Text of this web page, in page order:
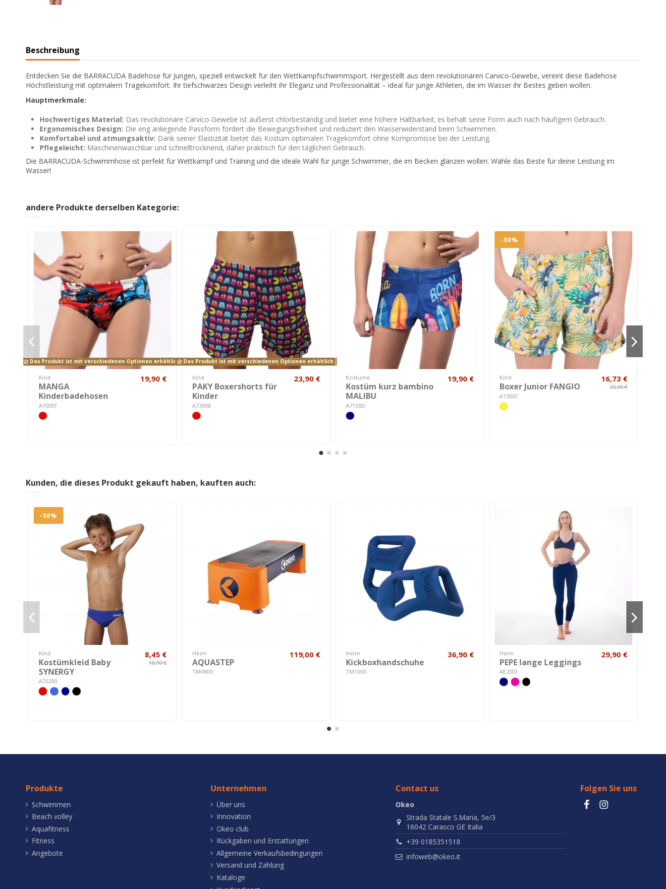
Beschreibung
Entdecken Sie die BARRACUDA Badehose für Jungen, speziell entwickelt für den Wettkampfschwimmsport. Hergestellt aus dem revolutionären Carvico-Gewebe, vereint diese Badehose
Höchstleistung mit optimalem Tragekomfort. Ihr tiefschwarzes Design verleiht ihr Eleganz und Professionalität – ideal für junge Athleten, die im Wasser ihr Bestes geben wollen.
Hauptmerkmale:
Hochwertiges Material: Das revolutionäre Carvico-Gewebe ist äußerst chlorbeständig und bietet eine höhere Haltbarkeit; es behält seine Form auch nach häufigem Gebrauch.
Ergonomisches Design: Die eng anliegende Passform fördert die Bewegungsfreiheit und reduziert den Wasserwiderstand beim Schwimmen.
Komfortabel und atmungsaktiv: Dank seiner Elastizität bietet das Kostüm optimalen Tragekomfort ohne Kompromisse bei der Leistung.
Pflegeleicht: Maschinenwaschbar und schnelltrocknend, daher praktisch für den täglichen Gebrauch.
Die BARRACUDA-Schwimmhose ist perfekt für Wettkampf und Training und die ideale Wahl für junge Schwimmer, die im Becken glänzen wollen. Wähle das Beste für deine Leistung im
Wasser!
andere Produkte derselben Kategorie:
Das Produkt ist mit verschiedenen Optionen erhältlich.
Kind
MANGA
Kinderbadehosen
A7000T
19,90 €
Das Produkt ist mit verschiedenen Optionen erhältlich.
Kind
PAKY Boxershorts für
Kinder
A73008
23,90 € Kostüme
Kostüm kurz bambino
MALIBU
A7100D
19,90 €
-30%
Kind
Boxer Junior FANGIO
A7300C
16,73 €
23,90 €
Kunden, die dieses Produkt gekauft haben, kauften auch:
-50%
Kind
Kostümkleid Baby
SYNERGY
A70200
8,45 €
16,90 €
Heim
AQUASTEP
TM0800
119,00 € Heim
Kickboxhandschuhe
TM1000
36,90 € Heim
PEPE lange Leggings
AE2001
29,90 €
Produkte
Schwimmen
Beach volley
Aquafitness
Fitness
Angebote
Unternehmen
Über uns
Innovation
Okeo club
Rückgaben und Erstattungen
Allgemeine Verkaufsbedingungen
Versand und Zahlung
Kataloge
Contact us
Okeo
Strada Statale S.Maria, 5e/3
16042 Carasco GE Italia
+39 0185351518
infoweb@okeo.it
Folgen Sie uns